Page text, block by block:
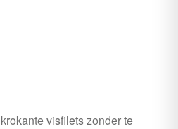
visfilets zonder te